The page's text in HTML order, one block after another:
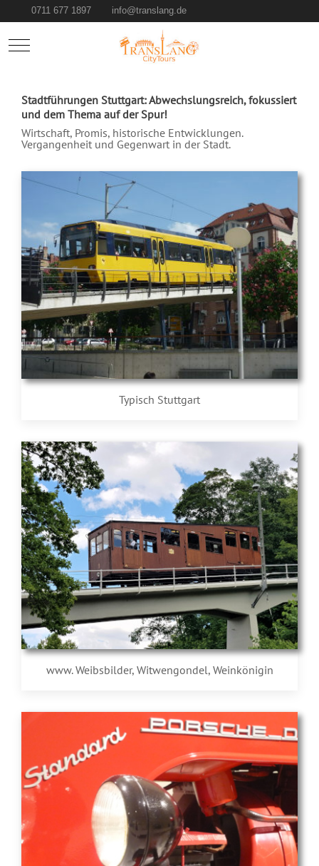
0711 677 1897 info@translang.de
Mobile Menu Toggle
Stadtführungen Stuttgart: Abwechslungsreich, fokussiert
und dem Thema auf der Spur!
Wirtschaft, Promis, historische Entwicklungen.
Vergangenheit und Gegenwart in der Stadt.
Typisch Stuttgart
www. Weibsbilder, Witwengondel, Weinkönigin